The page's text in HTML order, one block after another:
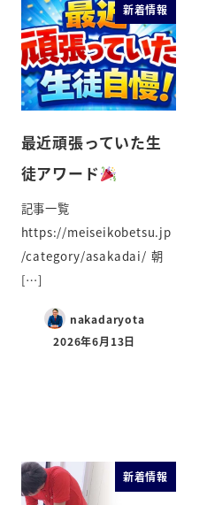
新着情報
最近頑張っていた生
徒アワード
記事一覧
https://meiseikobetsu.jp
/category/asakadai/ 朝
[…]
nakadaryota
2026年6月13日
新着情報